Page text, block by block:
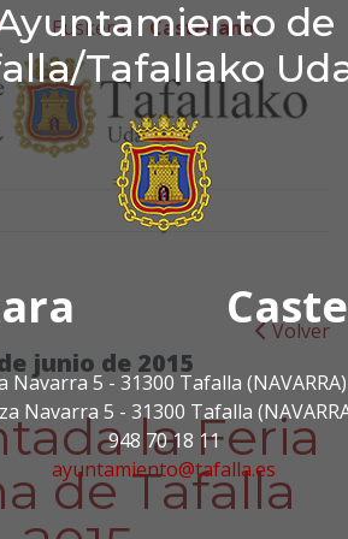
de
Tafallako
Navarra 5 - 31300 Tafalla (NAVARRA)
Navarra 5 - 31300 Tafalla
948 70 18 11
ayuntamiento@tafalla.es
de
youtube
Euskera Castellano
Volver
junio de 2015
la Feria
de Tafalla